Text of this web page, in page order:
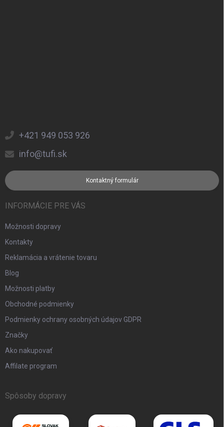
+421 949 053 926
info@tufi.sk
Kontaktný formulár
INFORMÁCIE PRE VÁS
Možnosti dopravy
Kontakty
Reklamácia a vrátenie tovaru
Blog
Možnosti platby
Obchodné podmienky
Podmienky ochrany osobných údajov GDPR
Značky
Ako nakupovať
Affilate program
Spôsoby dopravy